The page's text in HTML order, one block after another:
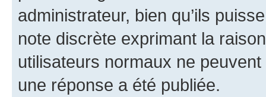
administrateur, bien qu’ils
note discrète exprimant la
utilisateurs normaux ne
une réponse a été publiée.